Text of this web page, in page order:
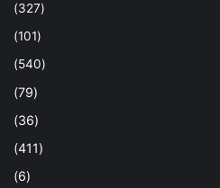
(327)
(101)
(540)
(79)
(36)
(411)
(6)